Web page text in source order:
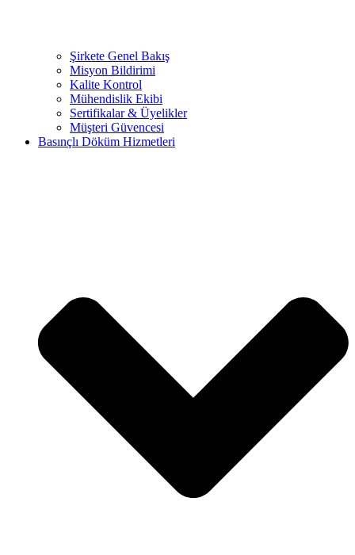
Şirkete Genel Bakış
Misyon Bildirimi
Kalite Kontrol
Mühendislik Ekibi
Sertifikalar & Üyelikler
Müşteri Güvencesi
Basınçlı Döküm Hizmetleri